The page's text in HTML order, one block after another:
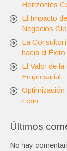
Horizontes
El Impacto
Negocios
La
hacia el Éxito
El Valor de
Empresarial
Optimización
Lean
Últimos
No hay